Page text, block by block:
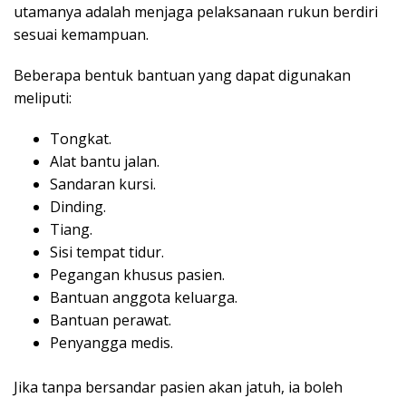
utamanya adalah menjaga pelaksanaan rukun berdiri
sesuai kemampuan.
Beberapa bentuk bantuan yang dapat digunakan
meliputi:
Tongkat.
Alat bantu jalan.
Sandaran kursi.
Dinding.
Tiang.
Sisi tempat tidur.
Pegangan khusus pasien.
Bantuan anggota keluarga.
Bantuan perawat.
Penyangga medis.
Jika tanpa bersandar pasien akan jatuh, ia boleh